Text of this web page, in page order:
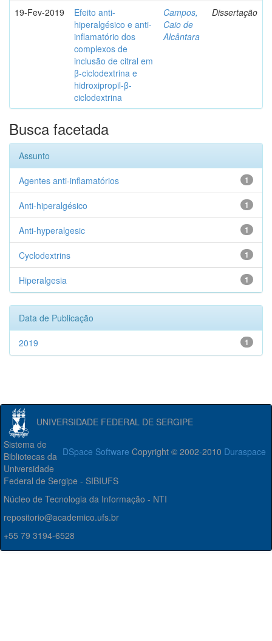
19-Fev-2019
Efeito anti-
hiperalgésico e anti-
inflamatório dos
complexos de
inclusão de citral em
β-ciclodextrina e
hidroxipropil-β-
ciclodextrina
Campos,
Caio de
Alcântara
Dissertação
Busca facetada
Assunto
1
Agentes anti-inflamatórios
1
Anti-hiperalgésico
1
Anti-hyperalgesic
1
Cyclodextrins
1
Hiperalgesia
Data de Publicação
1
2019
UNIVERSIDADE FEDERAL DE SERGIPE
DSpace Software Copyright © 2002-2010 Duraspace
Sistema de
Bibliotecas da
Universidade
Federal de Sergipe - SIBIUFS
Núcleo de Tecnologia da Informação - NTI
repositorio@academico.ufs.br
+55 79 3194-6528